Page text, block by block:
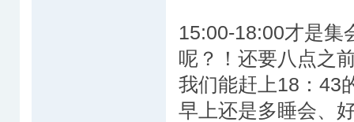
15:00-18:00才是集
呢？！还要八点之
我们能赶上18：43
早上还是多睡会、